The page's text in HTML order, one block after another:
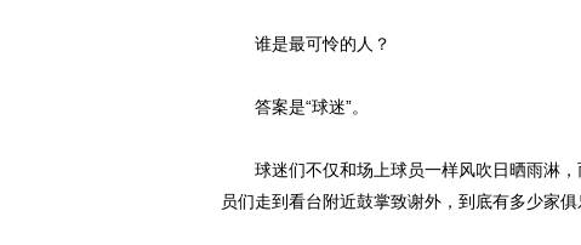
谁是最可怜的人？
答案是“球迷”。
球迷们不仅和场上球员一样风吹日晒雨淋
员们走到看台附近鼓掌致谢外，到底有多少家